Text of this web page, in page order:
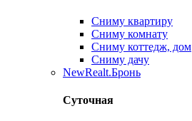
Сниму квартиру
Сниму комнату
Сниму коттедж, дом
Сниму дачу
NewRealt.Бронь
Суточная